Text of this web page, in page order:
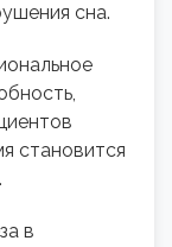
сна.
становится
в